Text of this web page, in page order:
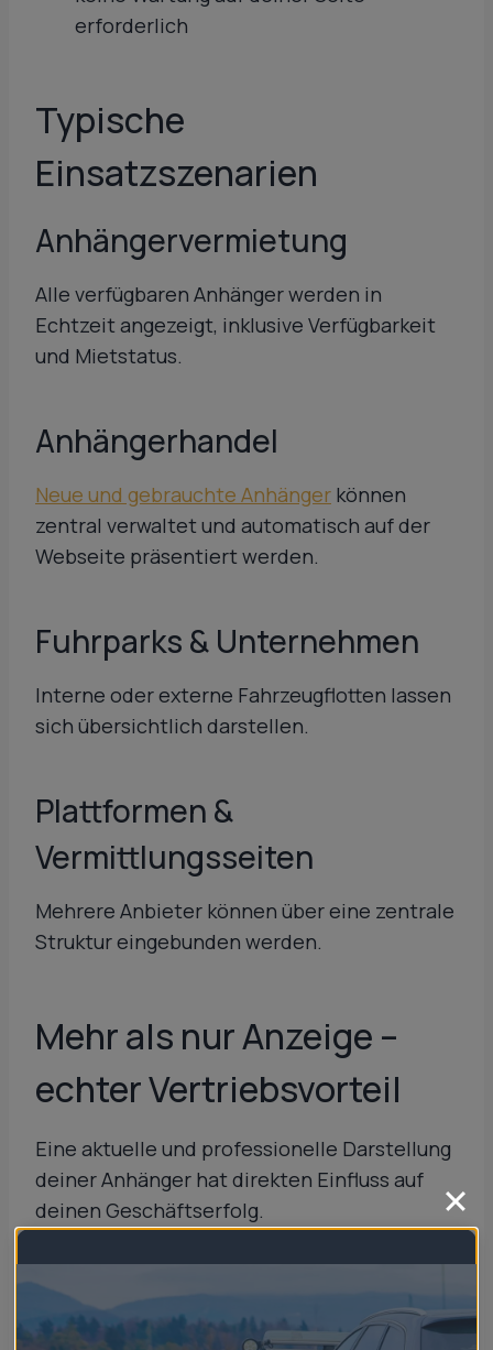
erforderlich
Typische
Einsatzszenarien
Anhängervermietung
Alle verfügbaren Anhänger werden in
Echtzeit angezeigt, inklusive Verfügbarkeit
und Mietstatus.
Anhängerhandel
Neue und gebrauchte Anhänger können
zentral verwaltet und automatisch auf der
Webseite präsentiert werden.
Fuhrparks & Unternehmen
Interne oder externe Fahrzeugflotten lassen
sich übersichtlich darstellen.
Plattformen &
Vermittlungsseiten
Mehrere Anbieter können über eine zentrale
Struktur eingebunden werden.
Mehr als nur Anzeige –
echter Vertriebsvorteil
Eine aktuelle und professionelle Darstellung
deiner Anhänger hat direkten Einfluss auf
deinen Geschäftserfolg.
weniger Rückfragen per Telefon oder E-